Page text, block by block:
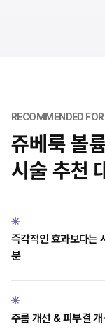
RECOMMENDED FOR
쥬베룩 볼
시술 추천
즉각적인 효과보다는
분
주름 개선 & 피부결